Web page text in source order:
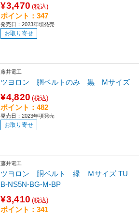
¥3,470 (税込)
ポイント：347
発売日：2023年頃発売
お取り寄せ
藤井電工
ツヨロン 胴ベルトのみ 黒 Mサイズ
¥4,820 (税込)
ポイント：482
発売日：2023年頃発売
お取り寄せ
藤井電工
ツヨロン 胴ベルト 緑 Ｍサイズ TU
B-NS5N-BG-M-BP
¥3,410 (税込)
ポイント：341